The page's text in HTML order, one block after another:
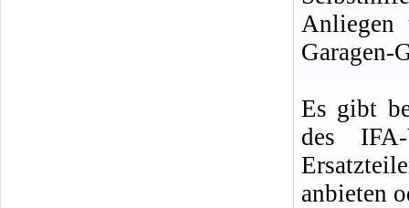
Garagen-
Es gibt
des
anbieten